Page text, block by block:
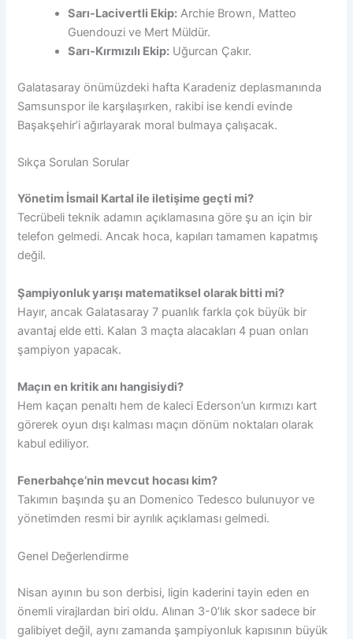
Sarı-Lacivertli Ekip: Archie Brown, Matteo
Guendouzi ve Mert Müldür.
Sarı-Kırmızılı Ekip: Uğurcan Çakır.
Galatasaray önümüzdeki hafta Karadeniz deplasmanında
Samsunspor ile karşılaşırken, rakibi ise kendi evinde
Başakşehir’i ağırlayarak moral bulmaya çalışacak.
Sıkça Sorulan Sorular
Yönetim İsmail Kartal ile iletişime geçti mi?
Tecrübeli teknik adamın açıklamasına göre şu an için bir
telefon gelmedi. Ancak hoca, kapıları tamamen kapatmış
değil.
Şampiyonluk yarışı matematiksel olarak bitti mi?
Hayır, ancak Galatasaray 7 puanlık farkla çok büyük bir
avantaj elde etti. Kalan 3 maçta alacakları 4 puan onları
şampiyon yapacak.
Maçın en kritik anı hangisiydi?
Hem kaçan penaltı hem de kaleci Ederson’un kırmızı kart
görerek oyun dışı kalması maçın dönüm noktaları olarak
kabul ediliyor.
Fenerbahçe’nin mevcut hocası kim?
Takımın başında şu an Domenico Tedesco bulunuyor ve
yönetimden resmi bir ayrılık açıklaması gelmedi.
Genel Değerlendirme
Nisan ayının bu son derbisi, ligin kaderini tayin eden en
önemli virajlardan biri oldu. Alınan 3-0’lık skor sadece bir
galibiyet değil, aynı zamanda şampiyonluk kapısının büyük